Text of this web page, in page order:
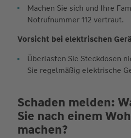
Machen Sie sich und Ihre
Notrufnummer 112 vertraut.
Vorsicht bei elektrischen
Überlasten Sie Steckdosen
Sie regelmäßig elektrische
Schaden melden:
Sie nach einem
machen?